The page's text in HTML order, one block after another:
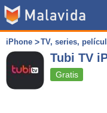
iPhone TV, series,
Tubi TV
Gratis